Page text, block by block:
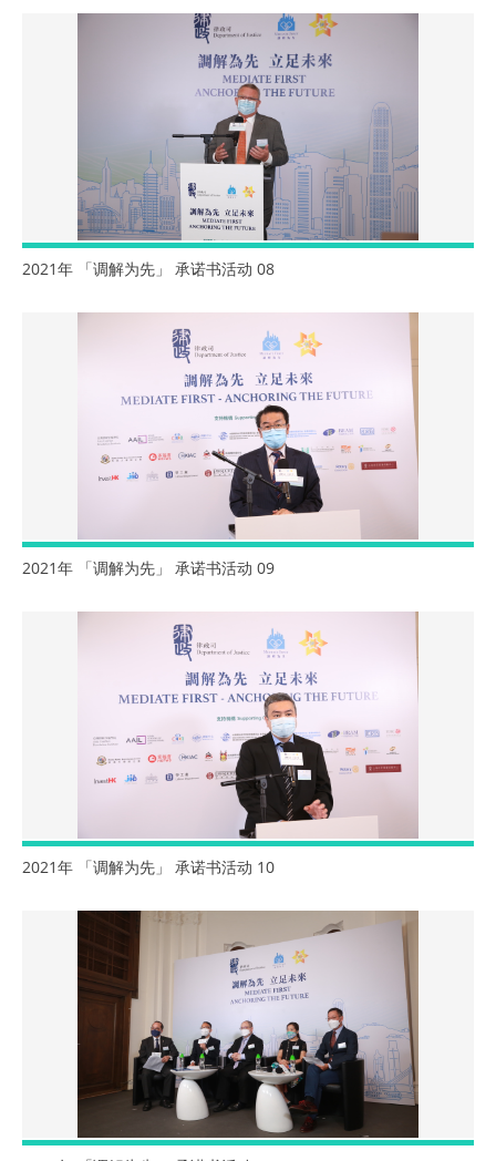
2021年 「调解为先」 承诺书活动 08
2021年 「调解为先」 承诺书活动 09
2021年 「调解为先」 承诺书活动 10